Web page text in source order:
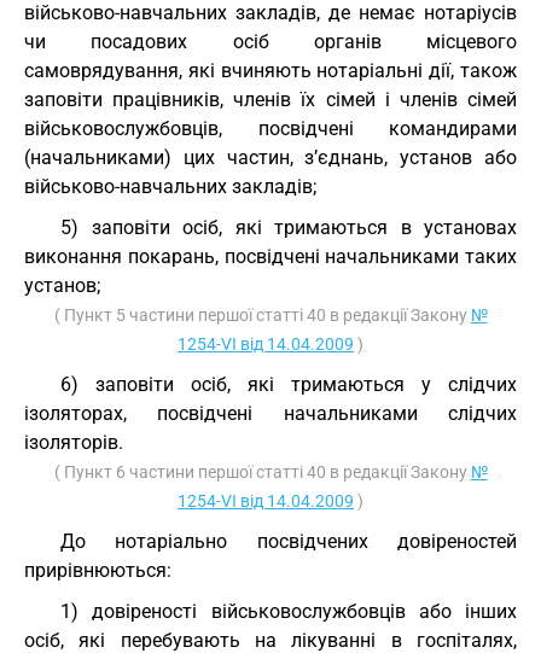
військово-навчальних закладів, де немає нотаріусів
чи посадових осіб органів місцевого
самоврядування, які вчиняють нотаріальні дії, також
заповіти працівників, членів їх сімей і членів сімей
військовослужбовців, посвідчені командирами
(начальниками) цих частин, з’єднань, установ або
військово-навчальних закладів;
5) заповіти осіб, які тримаються в установах
виконання покарань, посвідчені начальниками таких
установ;
( Пункт 5 частини першої статті 40 в редакції Закону №
1254-VI від 14.04.2009 )
6) заповіти осіб, які тримаються у слідчих
ізоляторах, посвідчені начальниками слідчих
ізоляторів.
( Пункт 6 частини першої статті 40 в редакції Закону №
1254-VI від 14.04.2009 )
До нотаріально посвідчених довіреностей
прирівнюються:
1) довіреності військовослужбовців або інших
осіб, які перебувають на лікуванні в госпіталях,